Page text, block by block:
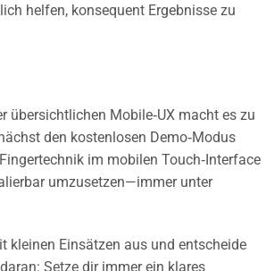
helfen, konsequent Ergebnisse zu
übersichtlichen Mobile‑UX macht es zu
den kostenlosen Demo‐Modus
im mobilen Touch‐Interface
umzusetzen—immer unter
kleinen Einsätzen aus und entscheide
Setze dir immer ein klares